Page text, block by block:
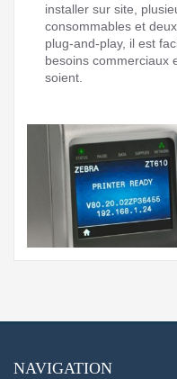
installer sur site,
consommables et
plug-and-play, il est
besoins commerciaux
soient.
NAVIGATION